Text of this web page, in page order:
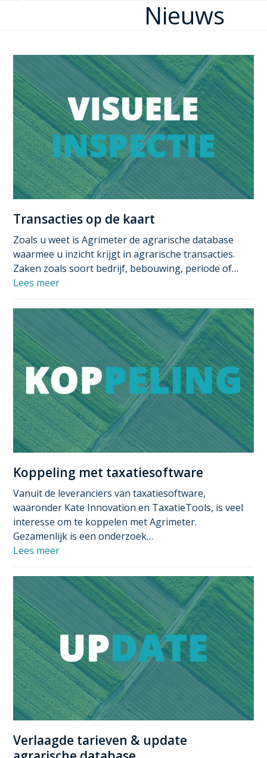
Nieuws
Transacties op de kaart
Zoals u weet is Agrimeter de agrarische database
waarmee u inzicht krijgt in agrarische transacties.
Zaken zoals soort bedrijf, bebouwing, periode of…
Lees meer
Koppeling met taxatiesoftware
Vanuit de leveranciers van taxatiesoftware,
waaronder Kate Innovation en TaxatieTools, is veel
interesse om te koppelen met Agrimeter.
Gezamenlijk is een onderzoek…
Lees meer
Verlaagde tarieven & update